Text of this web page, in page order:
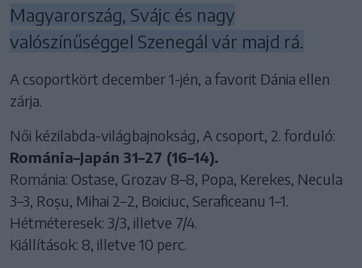
Magyarország, Svájc és nagy
valószínűséggel Szenegál vár majd rá.
A csoportkört december 1-jén, a favorit Dánia ellen
zárja.
Női kézilabda-világbajnokság, A csoport, 2. forduló:
Románia–Japán 31–27 (16–14).
Románia: Ostase, Grozav 8–8, Popa, Kerekes, Necula
3–3, Roșu, Mihai 2–2, Boiciuc, Seraficeanu 1–1.
Hétméteresek: 3/3, illetve 7/4.
Kiállítások: 8, illetve 10 perc.